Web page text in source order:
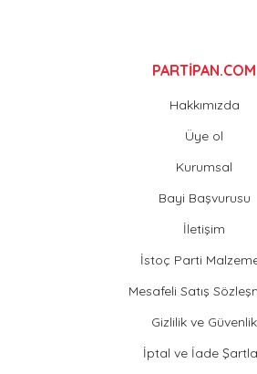
PARTİPAN.COM
Hakkımızda
Üye ol
Kurumsal
Bayi Başvurusu
İletişim
İstoç Parti
Mesafeli Satış
Gizlilik ve Güvenlik
İptal ve İade